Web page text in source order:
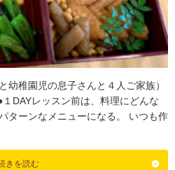
幼稚園児の息子さんと４人ご家族）
DAYレッスン前は、料理にどんな
ターンなメニューになる。 いつも作
きを読む